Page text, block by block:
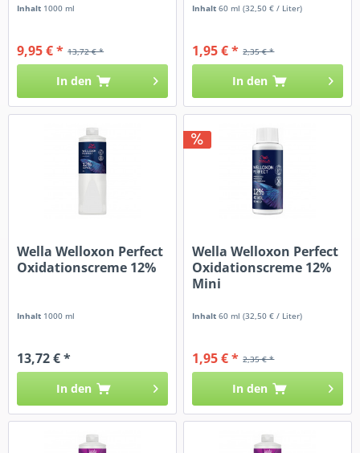
Inhalt 1000 ml
13,72 € *
9,95 € *
In den
Inhalt60 ml(32,50 € / Liter)
2,35 € *
1,95 € *
In den
Wella Welloxon Perfect
Oxidationscreme 12%
Inhalt 1000 ml
13,72 € *
In den
Wella Welloxon Perfect
Oxidationscreme 12%
Mini
Inhalt60 ml(32,50 € / Liter)
2,35 € *
1,95 € *
In den